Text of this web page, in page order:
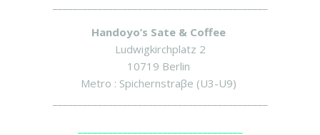
Handoyo’s Sate & Coffee
Ludwigkirchplatz 2
10719 Berlin
Metro : Spichernstraβe (U3-U9)